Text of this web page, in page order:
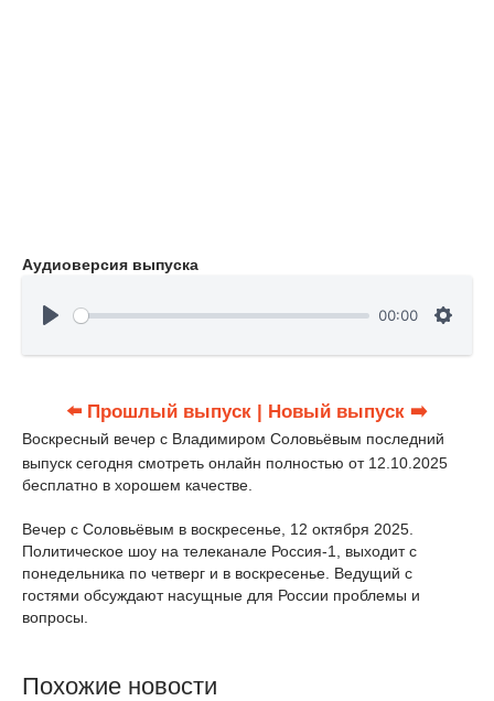
Аудиоверсия выпуска
00:00
⬅️ Прошлый выпуск | Новый выпуск ➡️
Воскресный вечер с Владимиром Соловьёвым последний
выпуск сегодня смотреть онлайн полностью от 12.10.2025
бесплатно в хорошем качестве.
Вечер с Соловьёвым в воскресенье, 12 октября 2025.
Политическое шоу на телеканале Россия-1, выходит с
понедельника по четверг и в воскресенье. Ведущий с
гостями обсуждают насущные для России проблемы и
вопросы.
Похожие новости